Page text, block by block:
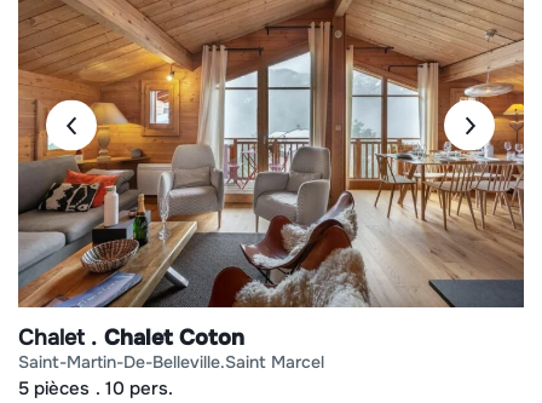
Chalet Chalet Coton
saint-martin-de-belleville saint marcel
5 pièces 10 pers.